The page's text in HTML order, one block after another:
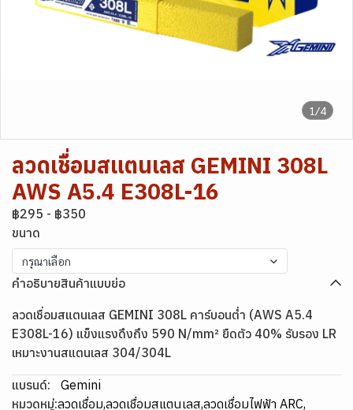
1/4
ลวดเชื่อมสแตนเลส GEMINI 308L
AWS A5.4 E308L-16
฿295 - ฿350
ขนาด
กรุณาเลือก
คำอธิบายสินค้าแบบย่อ
ลวดเชื่อมสแตนเลส GEMINI 308L คาร์บอนต่ำ (AWS A5.4
E308L-16) แข็งแรงดึงถึง 590 N/mm² ยืดตัว 40% รับรอง LR
เหมาะงานสแตนเลส 304/304L
แบรนด์:
Gemini
หมวดหมู่:ลวดเชื่อม,ลวดเชื่อมสแตนเลส,ลวดเชื่อมไฟฟ้า ARC,